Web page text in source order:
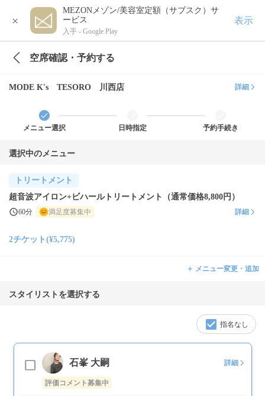
×
MEZONメゾン/美容室定額（サブスク）サ
ービス
入手 - Google Play
表示
空席確認・予約する
MODE K's TESORO 川西店 詳細
メニュー選択 日時指定 予約手続き
選択中のメニュー
トリートメント
超音波アイロン+ビハールトリートメント（通常価格8,800円）
60分 満足度募集中 詳細
2チケット(¥5,775)
＋ メニュー変更・追加
スタイリストを選択する
指名なし
石峯 大嗣 詳細
評価コメント募集中